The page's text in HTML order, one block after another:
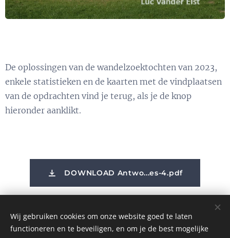
De oplossingen van de wandelzoektochten van 2023,
enkele statistieken en de kaarten met de vindplaatsen
van de opdrachten vind je terug, als je de knop
hieronder aanklikt.
DOWNLOAD Antwo...es-4.pdf
Wij gebruiken cookies om onze website goed te laten
functioneren en te beveiligen, en om je de best mogelijke